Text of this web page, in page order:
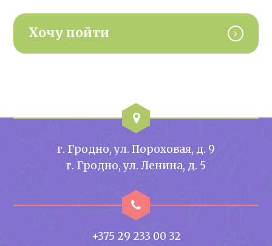
Хочу пойти
г. Гродно, ул. Пороховая, д. 9
г. Гродно, ул. Ленина, д. 5
+375 29 233 00 32